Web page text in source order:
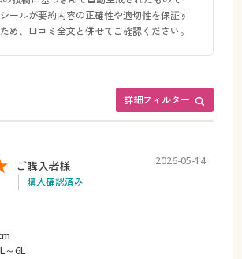
ールが要約内容の正確性や適切性を保証す
め、口コミ全文と併せてご確認ください。
詳細フィルター
ご購入者様
購入確認済み
2026-05-14
～6L